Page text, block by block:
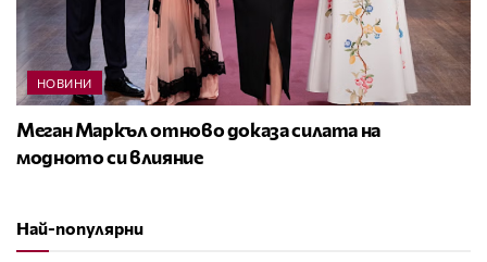
НОВИНИ
Меган Маркъл отново доказа силата на
модното си влияние
Най-популярни